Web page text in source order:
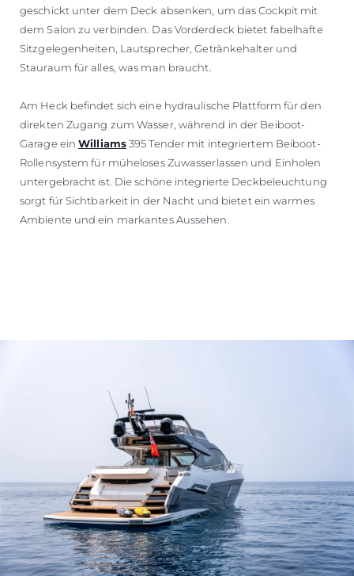
geschickt unter dem Deck absenken, um das Cockpit mit
dem Salon zu verbinden. Das Vorderdeck bietet fabelhafte
Sitzgelegenheiten, Lautsprecher, Getränkehalter und
Stauraum für alles, was man braucht.
Am Heck befindet sich eine hydraulische Plattform für den
direkten Zugang zum Wasser, während in der Beiboot-
Garage einWilliams395 Tender mit integriertem Beiboot-
Rollensystem für müheloses Zuwasserlassen und Einholen
untergebracht ist. Die schöne integrierte Deckbeleuchtung
sorgt für Sichtbarkeit in der Nacht und bietet ein warmes
Ambiente und ein markantes Aussehen.